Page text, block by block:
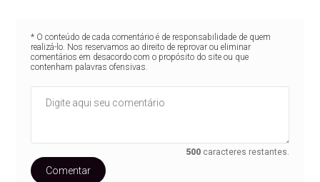
* O conteúdo de cada comentário é de responsabilidade de quem
realizá-lo. Nos reservamos ao direito de reprovar ou eliminar
comentários em desacordo com o propósito do site ou que
contenham palavras ofensivas.
500 caracteres restantes.
Comentar